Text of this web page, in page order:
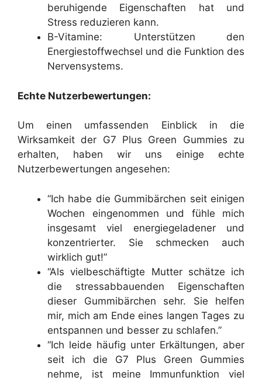
beruhigende Eigenschaften hat und
Stress reduzieren kann.
B-Vitamine: Unterstützen den
Energiestoffwechsel und die Funktion des
Nervensystems.
Echte Nutzerbewertungen:
Um einen umfassenden Einblick in die
Wirksamkeit der G7 Plus Green Gummies zu
erhalten, haben wir uns einige echte
Nutzerbewertungen angesehen:
“Ich habe die Gummibärchen seit einigen
Wochen eingenommen und fühle mich
insgesamt viel energiegeladener und
konzentrierter. Sie schmecken auch
wirklich gut!”
“Als vielbeschäftigte Mutter schätze ich
die stressabbauenden Eigenschaften
dieser Gummibärchen sehr. Sie helfen
mir, mich am Ende eines langen Tages zu
entspannen und besser zu schlafen.”
“Ich leide häufig unter Erkältungen, aber
seit ich die G7 Plus Green Gummies
nehme, ist meine Immunfunktion viel